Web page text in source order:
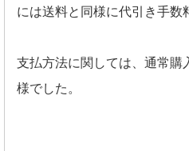
には送料と同様に代引き手数
支払方法に関しては、通常購
様でした。